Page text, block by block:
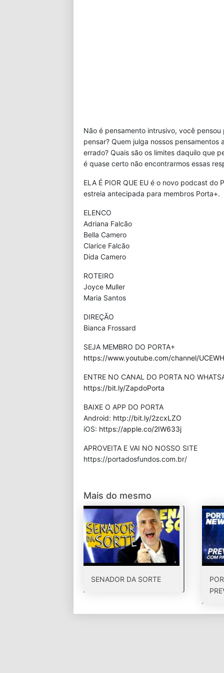
Não é pensamento intrusivo, você
pensar? Quem julga nossos pensamentos
errado? Quais são os limites daquilo que
é quase certo não encontrarmos essas
ELA É PIOR QUE EU é o novo podcast
estreia antecipada para membros Porta+.
ELENCO
Adriana Falcão
Bella Camero
Clarice Falcão
Dida Camero
ROTEIRO
Joyce Muller
Maria Santos
DIREÇÃO
Bianca Frossard
SEJA MEMBRO DO PORTA+
https://www.youtube.com/channel/
ENTRE NO CANAL DO PORTA NO
https://bit.ly/ZapdoPorta
BAIXE O APP DO PORTA
Android: http://bit.ly/2zcxLZO
iOS: https://apple.co/2IW633j
APROVEITA E VAI NO NOSSO SITE
⁠https://portadosfundos.com.br/
Mais do mesmo
SENADOR DA SORTE